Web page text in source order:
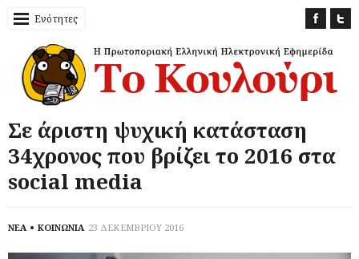
Ενότητες
Σε άριστη ψυχική κατάσταση
34χρονος που βρίζει το 2016 στα
social media
ΝΕΑ ΚΟΙΝΩΝΙΑ 23 ΔΕΚΕΜΒΡΙΟΥ 2016